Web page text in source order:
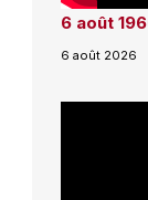
6 août
6 août 2026